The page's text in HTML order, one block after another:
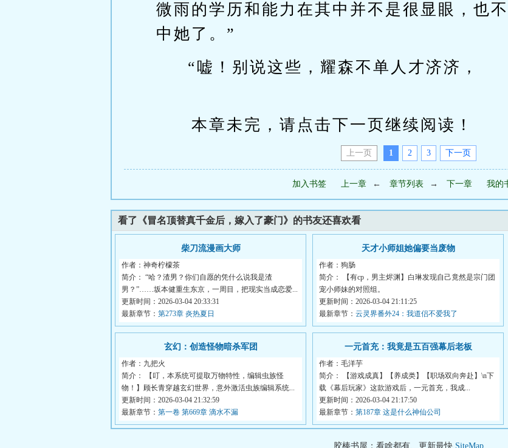
微雨的学历和能力在其中并不是很显眼，也
中她了。”
“嘘！别说这些，耀森不单人才济济，
本章未完，请点击下一页继续阅读！
上一页 1 2 3 下一页
加入书签 上一章 ← 章节列表 → 下一章 我的
看了《冒名顶替真千金后，嫁入了豪门》的书友还喜欢看
柴刀流漫画大师
作者：神奇柠檬茶
简介： “哈？渣男？你们自愿的凭什么说我是渣
男？”……坂本健重生东京，一周目，把现实当成恋爱...
更新时间：2026-03-04 20:33:31
最新章节： 第273章 炎热夏日
天才小师姐她偏要当废物
作者：狗肠
简介： 【有cp，男主烬渊】白琳发现自己竟然是宗门团
宠小师妹的对照组。
...
更新时间：2026-03-04 21:11:25
最新章节： 云灵界番外24：我道侣不爱我了
玄幻：创造怪物暗杀军团
作者：九把火
简介： 【叮，本系统可提取万物特性，编辑虫族怪
物！】顾长青穿越玄幻世界，意外激活虫族编辑系统...
更新时间：2026-03-04 21:32:59
最新章节： 第一卷 第669章 滴水不漏
一元首充：我竟是五百强幕后老板
作者：毛洋芋
简介： 【游戏成真】【养成类】【职场双向奔赴】\n下
载《幕后玩家》这款游戏后，一元首充，我成...
更新时间：2026-03-04 21:17:50
最新章节： 第187章 这是什么神仙公司
胶棒书屋：看啥都有、更新最快 SiteMap